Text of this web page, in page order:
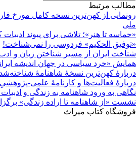
مطالب مرتبط
رونمایی از کهن‌ترین نسخه کامل مورخ
ملی
«حماسه تا هنر»؛ تلاشی برای پیوند
«توفیق الحکیم» فردوسی را نمی‌شناخت!
شناخت ایران از مسیر شناختن زبان و
همایش «خرد سیاسی در جهان اندیشه
دربارۀ کهن‌ترین نسخۀ شاهنامۀ
دربارۀ فعالیت‌ها و کارنامۀ علمی-
نگاهی به ورود شاهنامه به زندگی و ادبیات
نشست «از شاهنامه تا اراده زندگی»
فروشگاه کتاب میراث